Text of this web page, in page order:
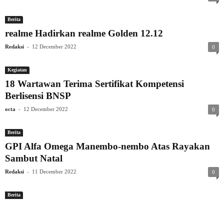
Berita
realme Hadirkan realme Golden 12.12
Redaksi - 12 December 2022 0
Kegiatan
18 Wartawan Terima Sertifikat Kompetensi
Berlisensi BNSP
octa - 12 December 2022 0
Berita
GPI Alfa Omega Manembo-nembo Atas Rayakan
Sambut Natal
Redaksi - 11 December 2022 0
Berita